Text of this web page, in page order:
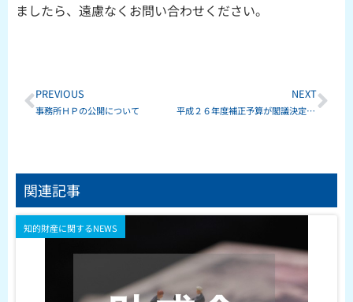
ましたら、遠慮なくお問い合わせください。
PREVIOUS
事務所ＨＰの公開について
NEXT
平成２６年度補正予算が閣議決定されました！
関連記事
知的財産に関するNEWS